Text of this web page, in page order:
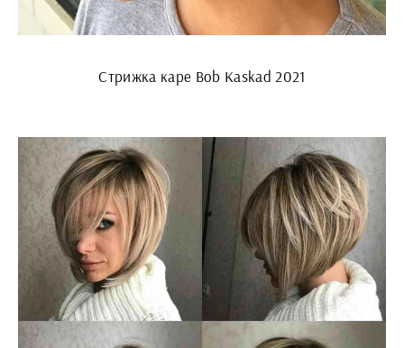
Стрижка каре Bob Kaskad 2021